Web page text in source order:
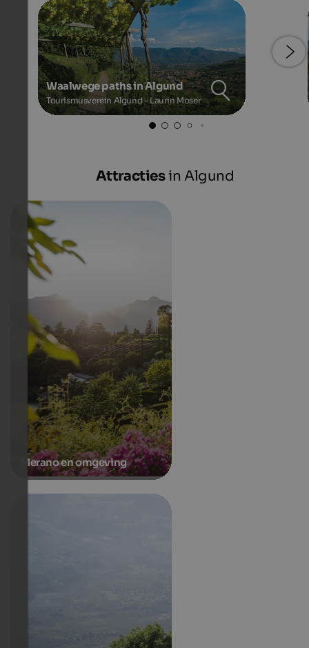
Waalwege paths in Algund
Tourismusverein Algund - Laurin Moser
Attractiesin Algund
Merano en omgeving